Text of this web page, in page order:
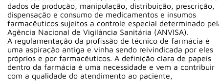
dados de produção, manipulação, distribuição, prescrição,
dispensação e consumo de medicamentos e insumos
farmacêuticos sujeitos a controle especial determinado
Agência Nacional de Vigilância Sanitária (ANVISA).
A regulamentação da profissão de técnico de farmácia é
uma aspiração antiga e vinha sendo reivindicada por eles
próprios e por farmacêuticos. A definição clara de papeis
dentro da farmácia é uma necessidade e vem a contribuir
com a qualidade do atendimento ao paciente,